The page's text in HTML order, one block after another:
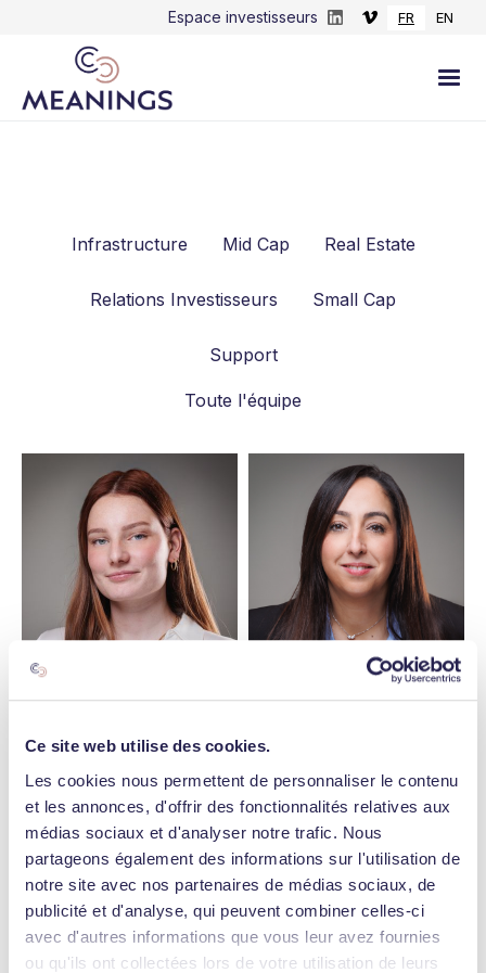
Ce site web utilise des cookies.
Les cookies nous permettent de personnaliser le contenu
et les annonces, d'offrir des fonctionnalités relatives aux
médias sociaux et d'analyser notre trafic. Nous
partageons également des informations sur l'utilisation de
notre site avec nos partenaires de médias sociaux, de
publicité et d'analyse, qui peuvent combiner celles-ci
avec d'autres informations que vous leur avez fournies
ou qu'ils ont collectées lors de votre utilisation de leurs
Espace investisseurs FR EN
Infrastructure Mid Cap Real Estate
Relations Investisseurs Small Cap
Support
Toute l'équipe
WASSILAFALIH
Directrice Administratif
HERVÉ FONTA
STEPHENGUERRIN
Directeur Asset